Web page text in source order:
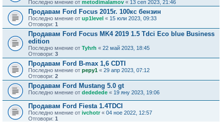
Последно мнение от metodimalamov « 13 сеп 2023, 21:46
Продавам Ford Focus 2015г. 100кс бензин
Последно мнение от up1level « 15 юли 2023, 09:33
Отговори: 1
Продавам Ford Focus MK4 2019 1.5 Tdci Eco blue Business
edition
Последно мнение от Tyhrh « 22 май 2023, 18:45
Отговори: 3
Продавам Ford B-max 1,6 CDTI
Последно мнение от pepy1 « 29 апр 2023, 07:12
Отговори: 2
Продавам Ford Mustang 5.0 gt
Последно мнение от dededede « 19 яну 2023, 19:06
Продавам Ford Fiesta 1.4TDCI
Последно мнение от ivchotr« 04 ное 2022, 12:57
Отговори: 1